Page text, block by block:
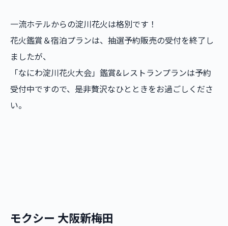
一流ホテルからの淀川花火は格別です！
花火鑑賞＆宿泊プランは、抽選予約販売の受付を終了し
ましたが、
「なにわ淀川花火大会」鑑賞&レストランプランは予約
受付中ですので、是非贅沢なひとときをお過ごしくださ
い。
モクシー 大阪新梅田